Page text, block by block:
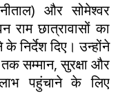
और सोमेश्वर
राम छात्रावासों का
निर्देश दिए। उन्होंने
सम्मान, सुरक्षा और
पहुंचाने के लिए